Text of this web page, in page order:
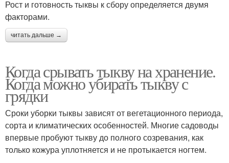
Рост и готовность тыквы к сбору определяется двумя
факторами.
читать дальше →
Когда срывать тыкву на хранение.
Когда можно убирать тыкву с
грядки
Сроки уборки тыквы зависят от вегетационного периода,
сорта и климатических особенностей. Многие садоводы
впервые пробуют тыкву до полного созревания, как
только кожура уплотняется и не протыкается ногтем.